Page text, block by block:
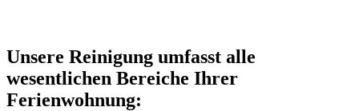
Unsere Reinigung umfasst alle
wesentlichen Bereiche Ihrer
Ferienwohnung: